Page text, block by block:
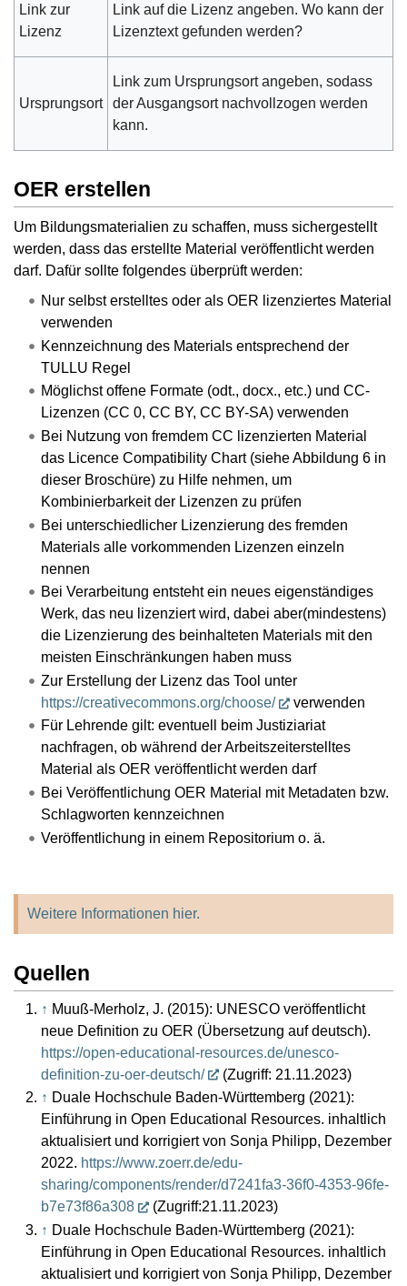
Link zur
Lizenz
Link auf die Lizenz angeben. Wo kann der
Lizenztext gefunden werden?
Ursprungsort
Link zum Ursprungsort angeben, sodass
der Ausgangsort nachvollzogen werden
kann.
OER erstellen
Um Bildungsmaterialien zu schaffen, muss sichergestellt
werden, dass das erstellte Material veröffentlicht werden
darf. Dafür sollte folgendes überprüft werden:
Nur selbst erstelltes oder als OER lizenziertes Material
verwenden
Kennzeichnung des Materials entsprechend der
TULLU Regel
Möglichst offene Formate (odt., docx., etc.) und CC-
Lizenzen (CC 0, CC BY, CC BY-SA) verwenden
Bei Nutzung von fremdem CC lizenzierten Material
das Licence Compatibility Chart (siehe Abbildung 6 in
dieser Broschüre) zu Hilfe nehmen, um
Kombinierbarkeit der Lizenzen zu prüfen
Bei unterschiedlicher Lizenzierung des fremden
Materials alle vorkommenden Lizenzen einzeln
nennen
Bei Verarbeitung entsteht ein neues eigenständiges
Werk, das neu lizenziert wird, dabei aber(mindestens)
die Lizenzierung des beinhalteten Materials mit den
meisten Einschränkungen haben muss
Zur Erstellung der Lizenz das Tool unter
https://creativecommons.org/choose/
verwenden
Für Lehrende gilt: eventuell beim Justiziariat
nachfragen, ob während der Arbeitszeiterstelltes
Material als OER veröffentlicht werden darf
Bei Veröffentlichung OER Material mit Metadaten bzw.
Schlagworten kennzeichnen
Veröffentlichung in einem Repositorium o. ä.
Weitere Informationen hier.
Quellen
↑ Muuß-Merholz, J. (2015): UNESCO veröffentlicht
neue Definition zu OER (Übersetzung auf deutsch).
https://open-educational-resources.de/unesco-
definition-zu-oer-deutsch/
(Zugriff: 21.11.2023)
↑ Duale Hochschule Baden-Württemberg (2021):
Einführung in Open Educational Resources. inhaltlich
aktualisiert und korrigiert von Sonja Philipp, Dezember
2022. https://www.zoerr.de/edu-
sharing/components/render/d7241fa3-36f0-4353-96fe-
b7e73f86a308
(Zugriff:21.11.2023)
↑ Duale Hochschule Baden-Württemberg (2021):
Einführung in Open Educational Resources. inhaltlich
aktualisiert und korrigiert von Sonja Philipp, Dezember